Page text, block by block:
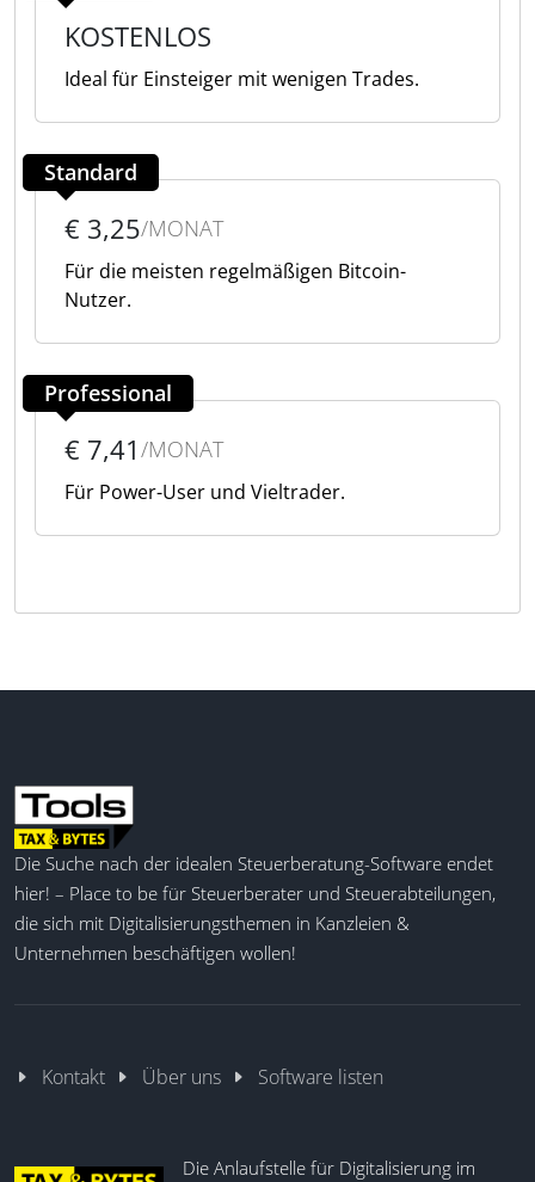
KOSTENLOS
Ideal für Einsteiger mit wenigen Trades.
Standard
€ 3,25/MONAT
Für die meisten regelmäßigen Bitcoin-
Nutzer.
Professional
€ 7,41 /MONAT
Für Power-User und Vieltrader.
Die Suche nach der idealen Steuerberatung-Software endet
hier! – Place to be für Steuerberater und Steuerabteilungen,
die sich mit Digitalisierungsthemen in Kanzleien &
Unternehmen beschäftigen wollen!
Kontakt Über uns Software listen
Die Anlaufstelle für Digitalisierung im